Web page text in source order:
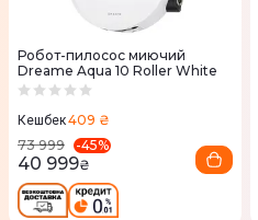
Робот-пилосос миючий
Dreame Aqua 10 Roller White
Кешбек409 ₴
73 999
-45%
40 999₴